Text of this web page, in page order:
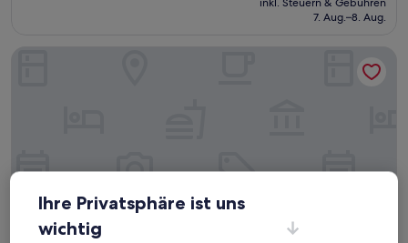
beträgt
7. Aug.–8. Aug.
Carlyle Suites & Apartments
Ihre Privatsphäre ist uns
wichtig